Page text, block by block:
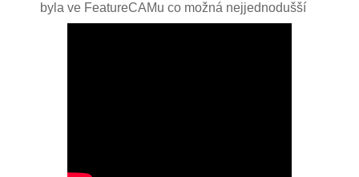
byla ve FeatureCAMu co možná nejjednodušší